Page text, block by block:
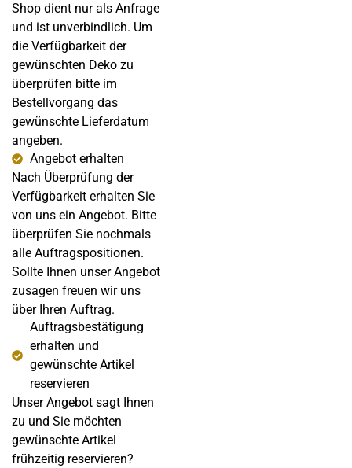
Shop dient nur als Anfrage
und ist unverbindlich. Um
die Verfügbarkeit der
gewünschten Deko zu
überprüfen bitte im
Bestellvorgang das
gewünschte Lieferdatum
angeben.
Angebot erhalten
Nach Überprüfung der
Verfügbarkeit erhalten Sie
von uns ein Angebot. Bitte
überprüfen Sie nochmals
alle Auftragspositionen.
Sollte Ihnen unser Angebot
zusagen freuen wir uns
über Ihren Auftrag.
Auftragsbestätigung
erhalten und
gewünschte Artikel
reservieren
Unser Angebot sagt Ihnen
zu und Sie möchten
gewünschte Artikel
frühzeitig reservieren?